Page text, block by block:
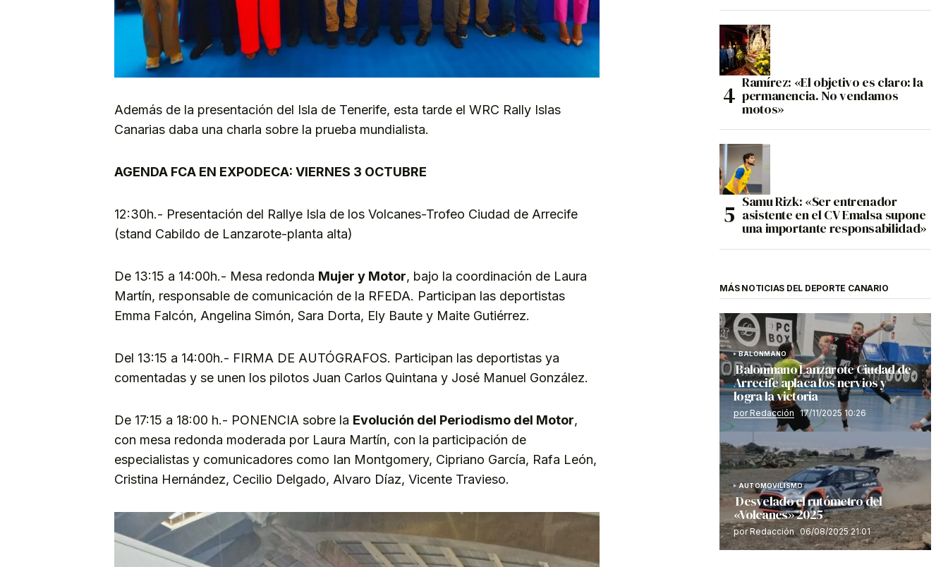
Además de la presentación del Isla de Tenerife, esta tarde el WRC Rally Islas
Canarias daba una charla sobre la prueba mundialista.
AGENDA FCA EN EXPODECA: VIERNES 3 OCTUBRE
12:30h.- Presentación del Rallye Isla de los Volcanes-Trofeo Ciudad de Arrecife
(stand Cabildo de Lanzarote-planta alta)
De 13:15 a 14:00h.- Mesa redonda Mujer y Motor, bajo la coordinación de Laura
Martín, responsable de comunicación de la RFEDA. Participan las deportistas
Emma Falcón, Angelina Simón, Sara Dorta, Ely Baute y Maite Gutiérrez.
Del 13:15 a 14:00h.- FIRMA DE AUTÓGRAFOS. Participan las deportistas ya
comentadas y se unen los pilotos Juan Carlos Quintana y José Manuel González.
De 17:15 a 18:00 h.- PONENCIA sobre la Evolución del Periodismo del Motor,
con mesa redonda moderada por Laura Martín, con la participación de
especialistas y comunicadores como Ian Montgomery, Cipriano García, Rafa León,
Cristina Hernández, Cecilio Delgado, Alvaro Díaz, Vicente Travieso.
Ramírez: «El objetivo es claro: la
permanencia. No vendamos
motos»
Samu Rizk: «Ser entrenador
asistente en el CV Emalsa supone
una importante responsabilidad»
MÁS NOTICIAS DEL DEPORTE CANARIO
BALONMANO
Balonmano Lanzarote Ciudad de
Arrecife aplaca los nervios y
logra la victoria
por Redacción 17/11/2025 10:26
AUTOMOVILISMO
Desvelado el rutómetro del
«Volcanes» 2025
por Redacción 06/08/2025 21:01